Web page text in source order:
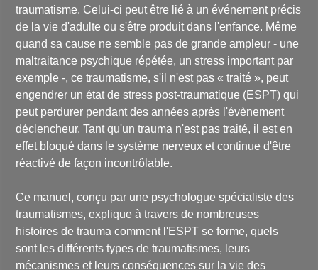
traumatisme. Celui-ci peut être lié à un événement précis
de la vie d'adulte ou s'être produit dans l'enfance. Même
quand sa cause ne semble pas de grande ampleur - une
maltraitance psychique répétée, un stress important par
exemple -, ce traumatisme, s'il n'est pas « traité », peut
engendrer un état de stress post-traumatique (ESPT) qui
peut perdurer pendant des années après l'évènement
déclencheur. Tant qu'un trauma n'est pas traité, il est en
effet bloqué dans le système nerveux et continue d'être
réactivé de façon incontrôlable.
Ce manuel, conçu par une psychologue spécialiste des
traumatismes, explique à travers de nombreuses
histoires de trauma comment l'ESPT se forme, quels
sont les différents types de traumatismes, leurs
mécanismes et leurs conséquences sur la vie des